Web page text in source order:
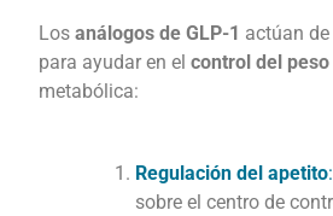
Los análogos de GLP-1 actúan
para ayudar en el control del peso
metabólica:
Regulación del apetito:
sobre el centro de